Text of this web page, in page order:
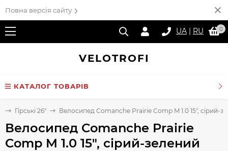
Повна версія сайту
UA | RU 0
VELOTROFI
КАТАЛОГ ТОВАРІВ
Гірські 26" Велосипед Comanche Prairie Comp M 1.0 15", сірий-
Велосипед Comanche Prairie
Comp M 1.0 15", сірий-зелений